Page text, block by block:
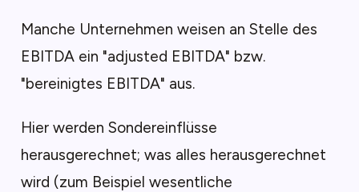
Manche Unternehmen weisen an Stelle des
EBITDA ein "adjusted EBITDA" bzw.
"bereinigtes EBITDA" aus.
Hier werden Sondereinflüsse
herausgerechnet; was alles herausgerechnet
wird (zum Beispiel wesentliche